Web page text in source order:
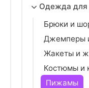
Одежда для
Брюки и
Джемперы
Жакеты и
Костюмы и
Пижамы